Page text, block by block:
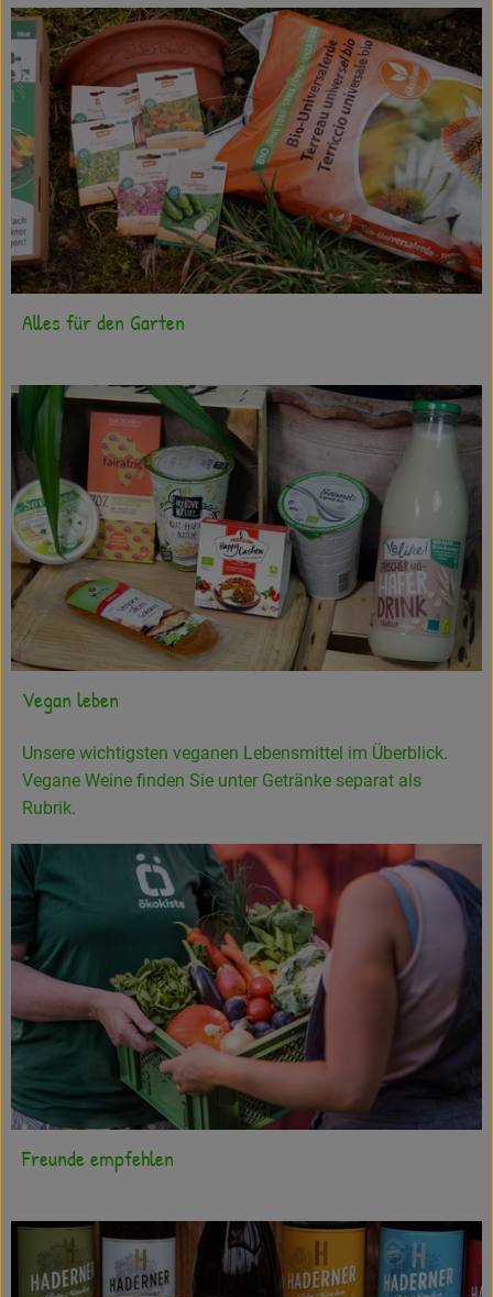
Alles für den Garten
Vegan leben
Unsere wichtigsten veganen Lebensmittel im Überblick.
Vegane Weine finden Sie unter Getränke separat als
Rubrik.
Freunde empfehlen